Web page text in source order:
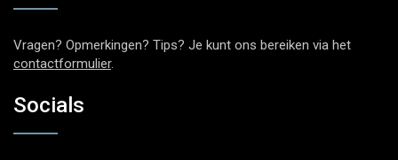
Vragen? Opmerkingen? Tips? Je kunt ons bereiken via het
contactformulier.
Socials